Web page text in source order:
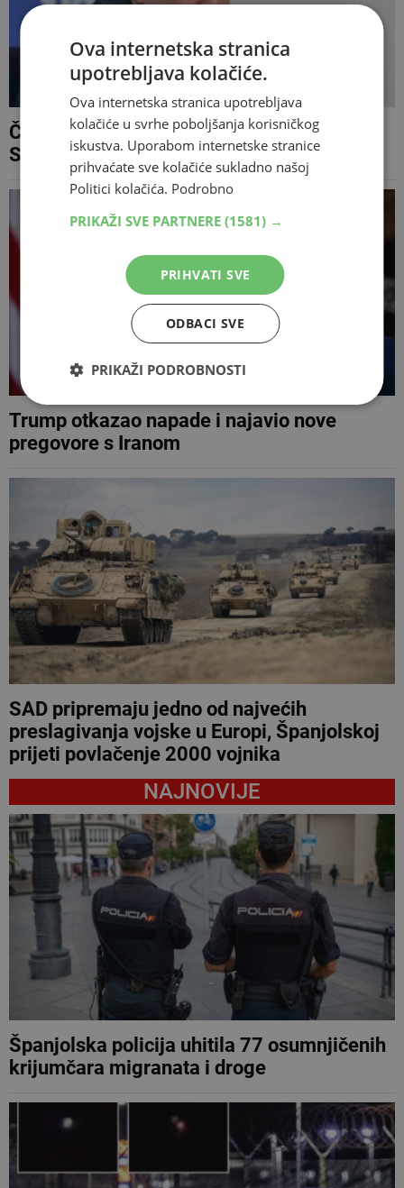
Čovićev HDZ za tromjesečno lobiranje u
SAD-u plaća više od 150.000 KM
Trump otkazao napade i najavio nove
pregovore s Iranom
SAD pripremaju jedno od najvećih
preslagivanja vojske u Europi, Španjolskoj
prijeti povlačenje 2000 vojnika
NAJNOVIJE
Španjolska policija uhitila 77 osumnjičenih
krijumčara migranata i droge
Ova internetska stranica
upotrebljava kolačiće.
Ova internetska stranica upotrebljava
kolačiće u svrhe poboljšanja korisničkog
iskustva. Uporabom internetske stranice
prihvaćate sve kolačiće sukladno našoj
Politici kolačića. Podrobno
PRIKAŽI SVE PARTNERE (1581) →
PRIHVATI SVE
ODBACI SVE
PRIKAŽI PODROBNOSTI